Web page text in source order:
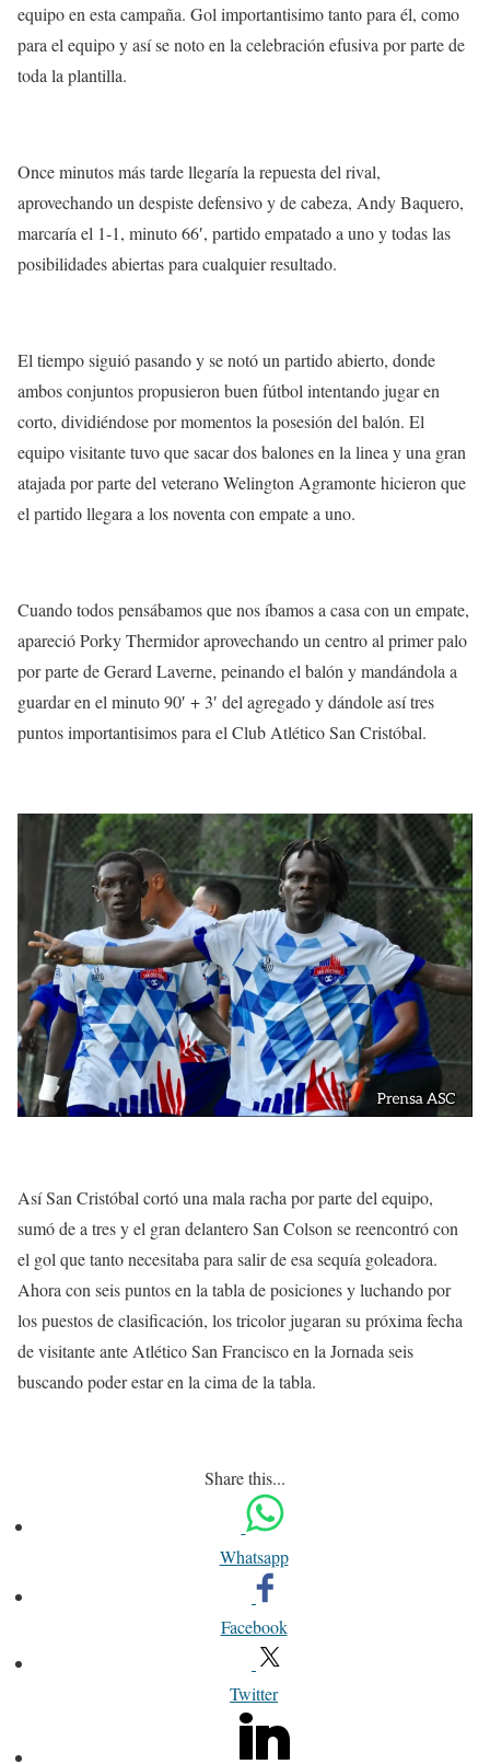
equipo en esta campaña. Gol importantisimo tanto para él, como
para el equipo y así se noto en la celebración efusiva por parte de
toda la plantilla.
Once minutos más tarde llegaría la repuesta del rival,
aprovechando un despiste defensivo y de cabeza, Andy Baquero,
marcaría el 1-1, minuto 66′, partido empatado a uno y todas las
posibilidades abiertas para cualquier resultado.
El tiempo siguió pasando y se notó un partido abierto, donde
ambos conjuntos propusieron buen fútbol intentando jugar en
corto, dividiéndose por momentos la posesión del balón. El
equipo visitante tuvo que sacar dos balones en la linea y una gran
atajada por parte del veterano Welington Agramonte hicieron que
el partido llegara a los noventa con empate a uno.
Cuando todos pensábamos que nos íbamos a casa con un empate,
apareció Porky Thermidor aprovechando un centro al primer palo
por parte de Gerard Laverne, peinando el balón y mandándola a
guardar en el minuto 90′ + 3′ del agregado y dándole así tres
puntos importantisimos para el Club Atlético San Cristóbal.
Así San Cristóbal cortó una mala racha por parte del equipo,
sumó de a tres y el gran delantero San Colson se reencontró con
el gol que tanto necesitaba para salir de esa sequía goleadora.
Ahora con seis puntos en la tabla de posiciones y luchando por
los puestos de clasificación, los tricolor jugaran su próxima fecha
de visitante ante Atlético San Francisco en la Jornada seis
buscando poder estar en la cima de la tabla.
Share this...
Whatsapp
Facebook
Twitter